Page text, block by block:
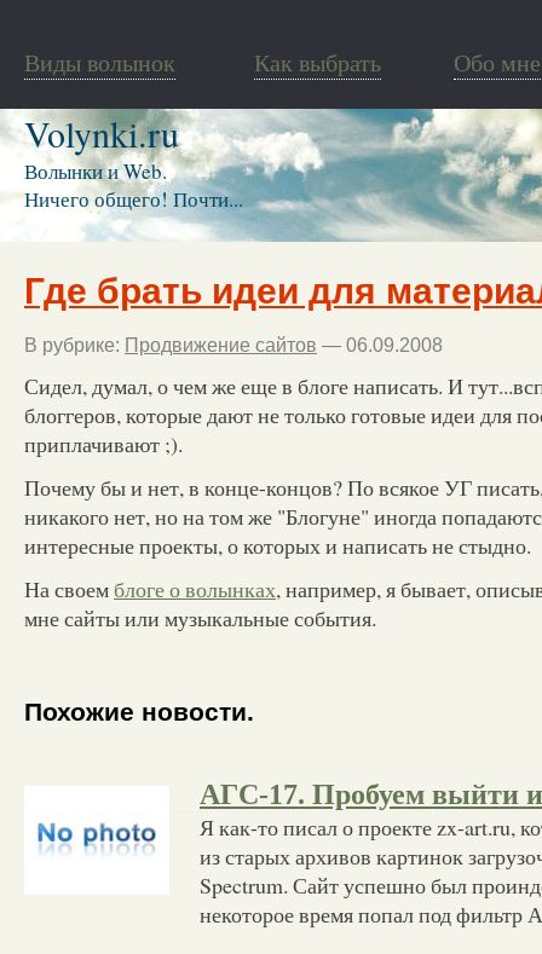
Виды волынок Как выбрать Обо мне
Volynki.ru
Волынки и Web.
Ничего общего! Почти...
Где брать идеи для
В рубрике: Продвижение сайтов — 06.09.2008
Сидел, думал, о чем же еще в блоге написать. И
блоггеров, которые дают не только готовые идеи для
приплачивают ;).
Почему бы и нет, в конце-концов? По всякое УГ
никакого нет, но на том же "Блогуне" иногда
интересные проекты, о которых и написать не стыдно.
На своем блоге о волынках, например, я бывает,
мне сайты или музыкальные события.
Похожие новости.
АГС-17. Пробуем выйти
Я как-то писал о проекте zx-art.ru,
из старых архивов картинок
Spectrum. Сайт успешно был
некоторое время попал под фильтр